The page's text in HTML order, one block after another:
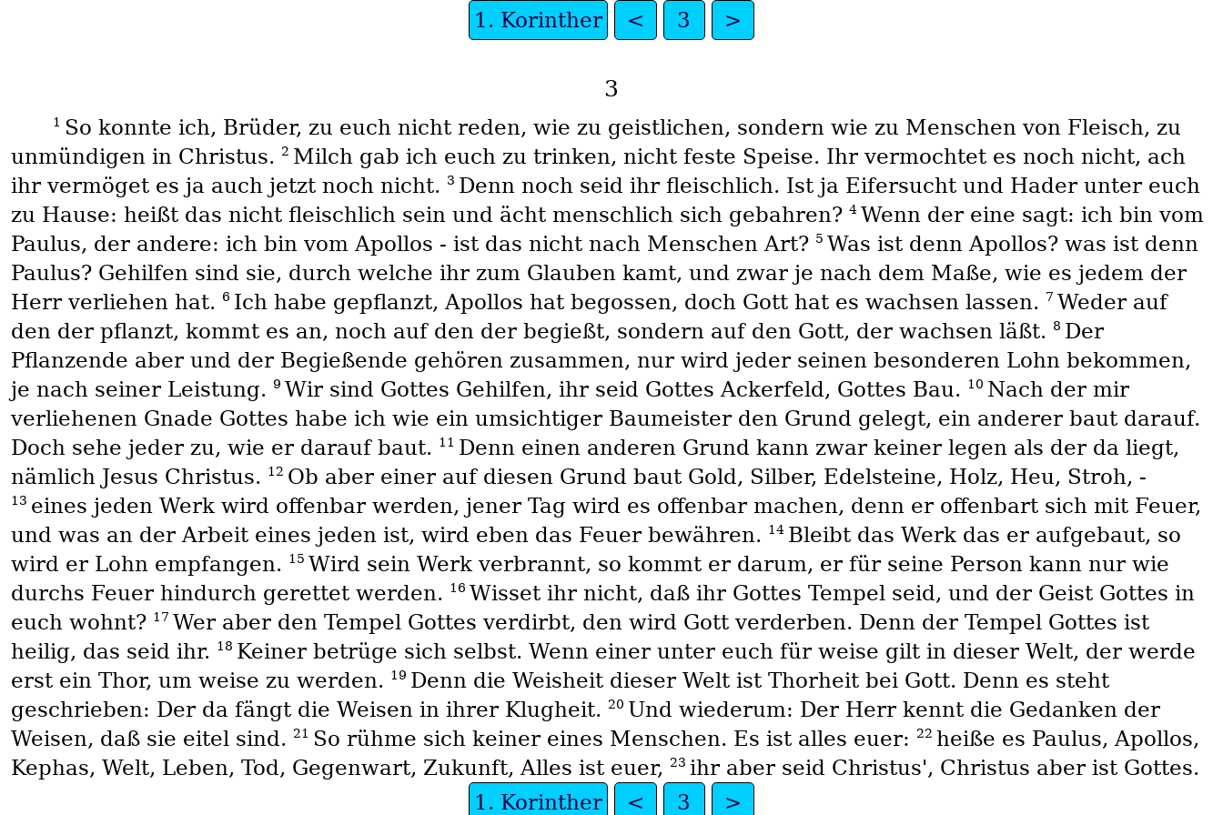
1. Korinther < 3 >
3
1 So konnte ich, Brüder, zu euch nicht reden, wie zu geistlichen, sondern wie zu Menschen von Fleisch, zu
unmündigen in Christus. 2 Milch gab ich euch zu trinken, nicht feste Speise. Ihr vermochtet es noch nicht, ach
ihr vermöget es ja auch jetzt noch nicht. 3 Denn noch seid ihr fleischlich. Ist ja Eifersucht und Hader unter euch
zu Hause: heißt das nicht fleischlich sein und ächt menschlich sich gebahren? 4 Wenn der eine sagt: ich bin vom
Paulus, der andere: ich bin vom Apollos - ist das nicht nach Menschen Art? 5 Was ist denn Apollos? was ist denn
Paulus? Gehilfen sind sie, durch welche ihr zum Glauben kamt, und zwar je nach dem Maße, wie es jedem der
Herr verliehen hat. 6 Ich habe gepflanzt, Apollos hat begossen, doch Gott hat es wachsen lassen. 7 Weder auf
den der pflanzt, kommt es an, noch auf den der begießt, sondern auf den Gott, der wachsen läßt. 8 Der
Pflanzende aber und der Begießende gehören zusammen, nur wird jeder seinen besonderen Lohn bekommen,
je nach seiner Leistung. 9 Wir sind Gottes Gehilfen, ihr seid Gottes Ackerfeld, Gottes Bau. 10 Nach der mir
verliehenen Gnade Gottes habe ich wie ein umsichtiger Baumeister den Grund gelegt, ein anderer baut darauf.
Doch sehe jeder zu, wie er darauf baut. 11 Denn einen anderen Grund kann zwar keiner legen als der da liegt,
nämlich Jesus Christus. 12 Ob aber einer auf diesen Grund baut Gold, Silber, Edelsteine, Holz, Heu, Stroh, -
13 eines jeden Werk wird offenbar werden, jener Tag wird es offenbar machen, denn er offenbart sich mit Feuer,
und was an der Arbeit eines jeden ist, wird eben das Feuer bewähren. 14 Bleibt das Werk das er aufgebaut, so
wird er Lohn empfangen. 15 Wird sein Werk verbrannt, so kommt er darum, er für seine Person kann nur wie
durchs Feuer hindurch gerettet werden. 16 Wisset ihr nicht, daß ihr Gottes Tempel seid, und der Geist Gottes in
euch wohnt? 17 Wer aber den Tempel Gottes verdirbt, den wird Gott verderben. Denn der Tempel Gottes ist
heilig, das seid ihr. 18 Keiner betrüge sich selbst. Wenn einer unter euch für weise gilt in dieser Welt, der werde
erst ein Thor, um weise zu werden. 19 Denn die Weisheit dieser Welt ist Thorheit bei Gott. Denn es steht
geschrieben: Der da fängt die Weisen in ihrer Klugheit. 20 Und wiederum: Der Herr kennt die Gedanken der
Weisen, daß sie eitel sind. 21 So rühme sich keiner eines Menschen. Es ist alles euer: 22 heiße es Paulus, Apollos,
Kephas, Welt, Leben, Tod, Gegenwart, Zukunft, Alles ist euer,
23 ihr aber seid Christus', Christus aber ist Gottes.
1. Korinther
< 3 >